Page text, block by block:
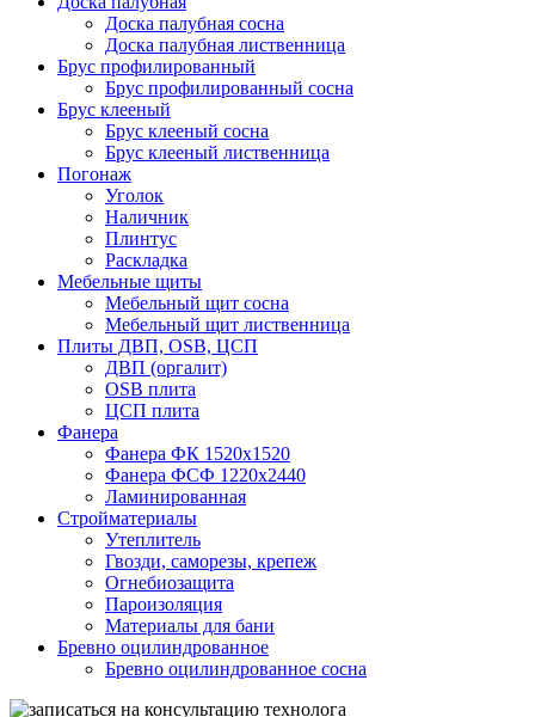
Доска палубная сосна
Доска палубная лиственница
Брус профилированный
Брус профилированный сосна
Брус клееный
Брус клееный сосна
Брус клееный лиственница
Погонаж
Уголок
Наличник
Плинтус
Раскладка
Мебельные щиты
Мебельный щит сосна
Мебельный щит лиственница
Плиты ДВП, OSB, ЦСП
ДВП (оргалит)
OSB плита
ЦСП плита
Фанера
Фанера ФК 1520x1520
Фанера ФСФ 1220x2440
Ламинированная
Стройматериалы
Утеплитель
Гвозди, саморезы, крепеж
Огнебиозащита
Пароизоляция
Материалы для бани
Бревно оцилиндрованное
Бревно оцилиндрованное сосна